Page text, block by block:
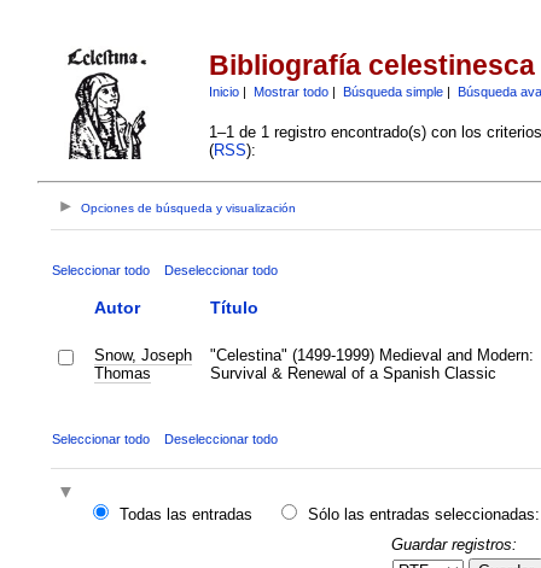
Bibliografía celestinesca
Inicio| Mostrar todo| Búsqueda simple| Búsqueda
1–1 de 1 registro encontrado(s) con los
(RSS):
Opciones de búsqueda y visualización
Seleccionar todo Deseleccionar todo
Autor Título
Snow, Joseph
Thomas
"Celestina" (1499-1999) Medieval and Modern:
Survival & Renewal of a Spanish Classic
Seleccionar todo Deseleccionar todo
Todas las entradas
Sólo las entradas seleccionadas:
Guardar registros: